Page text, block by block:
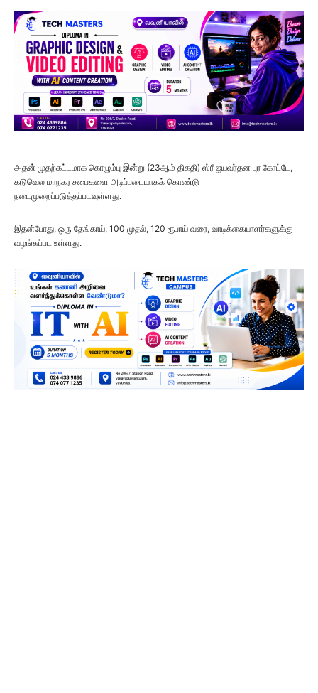
அதன் முதற்கட்டமாக கொழும்பு இன்று (23ஆம் திகதி) ஸ்ரீ ஜயவர்தன புர கோட்டே,
கடுவெல மாநகர சபைகளை அடிப்படையாகக் கொண்டு
நடைமுறைப்படுத்தப்படவுள்ளது.
இதன்போது, ஒரு தேங்காய், 100 முதல், 120 ரூபாய் வரை, வாடிக்கையாளர்களுக்கு
வழங்கப்பட உள்ளது.